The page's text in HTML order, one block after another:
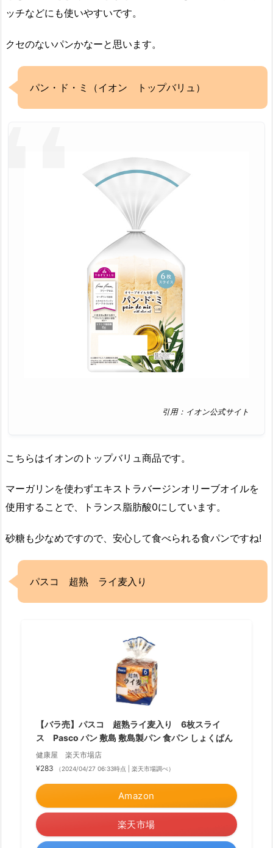
ッチなどにも使いやすいです。
クセのないパンかなーと思います。
パン・ド・ミ（イオン トップバリュ）
引用：イオン公式サイト
こちらはイオンのトップバリュ商品です。
マーガリンを使わずエキストラバージンオリーブオイルを
使用することで、トランス脂肪酸0にしています。
砂糖も少なめですので、安心して食べられる食パンですね!
パスコ 超熟 ライ麦入り
【バラ売】パスコ 超熟ライ麦入り 6枚スライ
ス Pasco パン 敷島 敷島製パン 食パン しょくぱん
健康屋 楽天市場店
¥283
（2024/04/27 06:33時点 | 楽天市場調べ）
Amazon
楽天市場